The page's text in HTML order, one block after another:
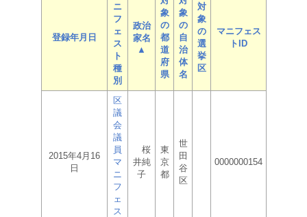
登録年月日
ニ
フ
ェ
ス
ト
種
別
政治
家名
▲
象
の
都
道
府
県
象
の
自
治
体
名
対
象
の
選
挙
区
マニフェス
トID
2015年4月16
日
区
議
会
議
員
マ
ニ
フ
ェ
ス
桜
井純
子
東
京
都
世
田
谷
区
0000000154